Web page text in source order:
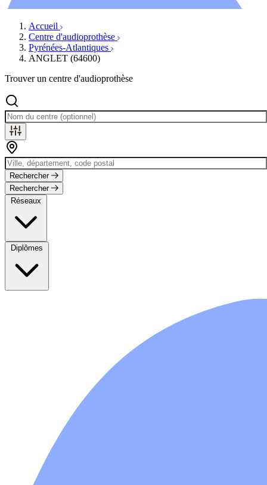
Accueil
Centre d'audioprothèse
Pyrénées-Atlantiques
ANGLET (64600)
Trouver un centre d'audioprothèse
Rechercher
Rechercher
Réseaux
Diplômes